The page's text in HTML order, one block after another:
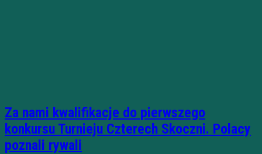
Za nami kwalifikacje do pierwszego
konkursu Turnieju Czterech Skoczni. Polacy
poznali rywali